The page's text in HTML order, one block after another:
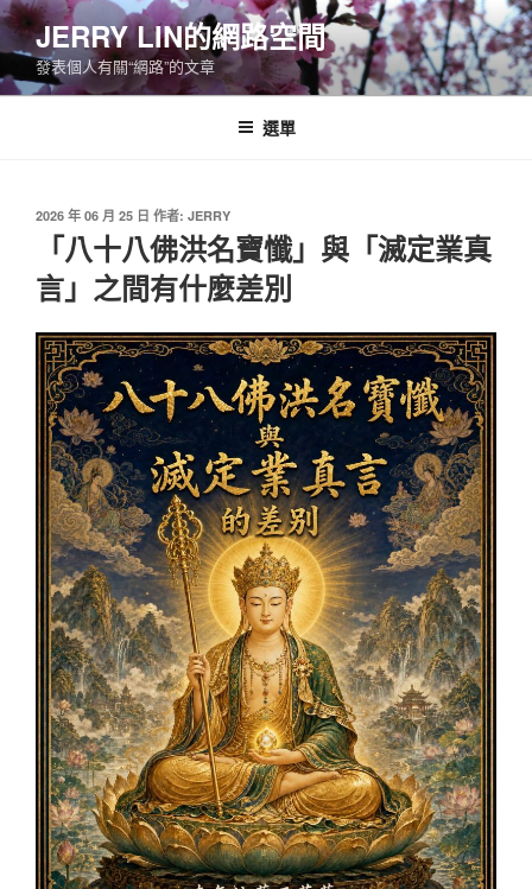
跳
至
主
要
JERRY LIN的網路空間
發表個人有關“網路”的文章
選單
發
2026 年 06 月 25 日 作者: JERRY
「八十八佛洪名寶懺」與「滅定業真
言」之間有什麼差別